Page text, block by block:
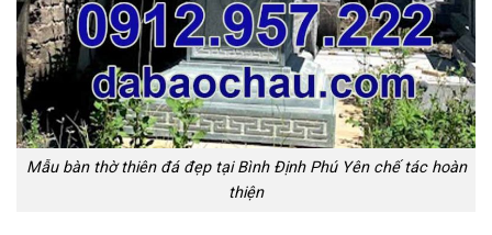
Mẫu bàn thờ thiên đá đẹp tại Bình Định Phú Yên chế tác hoàn
thiện